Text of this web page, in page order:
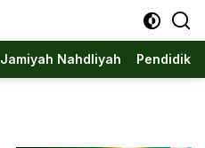
Jamiyah Nahdliyah